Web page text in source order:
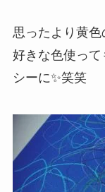
思ったより黄色
好きな色使っ
シーに✨笑笑